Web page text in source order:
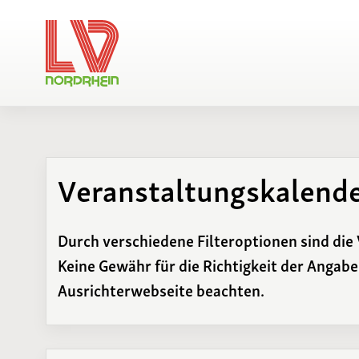
Regionsvorstand
Vereine/LGs
Regions-Bestenliste
Regions-Rekordliste
Regionsbestenliste
Durch verschiedene Filteroptionen sind
Keine Gewähr für die Richtigkeit der
Ausrichterwebseite beachten.